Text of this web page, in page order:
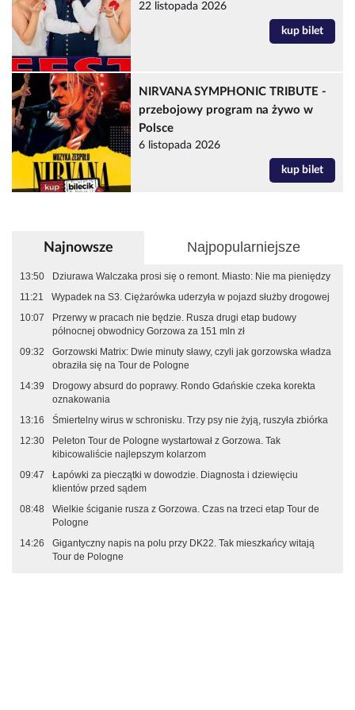
22 listopada 2026
kup bilet
NIRVANA SYMPHONIC TRIBUTE -
przebojowy program na żywo w
Polsce
6 listopada 2026
kup bilet
Najnowsze Najpopularniejsze
13:50
Dziurawa Walczaka prosi się o remont. Miasto: Nie ma pieniędzy
11:21
Wypadek na S3. Ciężarówka uderzyła w pojazd służby drogowej
10:07
Przerwy w pracach nie będzie. Rusza drugi etap budowy
północnej obwodnicy Gorzowa za 151 mln zł
09:32
Gorzowski Matrix: Dwie minuty sławy, czyli jak gorzowska władza
obraziła się na Tour de Pologne
14:39
Drogowy absurd do poprawy. Rondo Gdańskie czeka korekta
oznakowania
13:16
Śmiertelny wirus w schronisku. Trzy psy nie żyją, ruszyła zbiórka
12:30
Peleton Tour de Pologne wystartował z Gorzowa. Tak
kibicowaliście najlepszym kolarzom
09:47
Łapówki za pieczątki w dowodzie. Diagnosta i dziewięciu
klientów przed sądem
08:48
Wielkie ściganie rusza z Gorzowa. Czas na trzeci etap Tour de
Pologne
14:26
Gigantyczny napis na polu przy DK22. Tak mieszkańcy witają
Tour de Pologne